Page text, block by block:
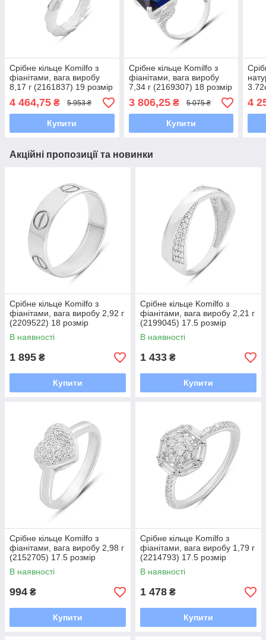
Срібне кільце Komilfo з
фіанітами, вага виробу
8,17 г (2161837) 19 розмір
4 464,75 ₴ 5 953 ₴
Купити
Срібне кільце Komilfo з
фіанітами, вага виробу
7,34 г (2169307) 18 розмір
3 806,25₴ 5 075 ₴
Купити
18
4
Акційні пропозиції та новинки
Срібне кільце Komilfo з
фіанітами, вага виробу 2,92 г
(2209522) 18 розмір
В наявності
1 895 ₴
Купити
Срібне кільце Komilfo з
фіанітами, вага виробу 2,21 г
(2199045) 17.5 розмір
В наявності
1 433 ₴
Купити
Срібне кільце Komilfo з
фіанітами, вага виробу 2,98 г
(2152705) 17.5 розмір
В наявності
994 ₴
Купити
Срібне кільце Komilfo з
фіанітами, вага виробу 1,79 г
(2214793) 17.5 розмір
В наявності
1 478 ₴
Купити